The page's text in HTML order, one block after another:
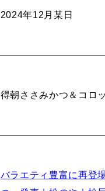
2024年12月某日
得朝ささみかつ＆コロ
バラエティ豊富に再登